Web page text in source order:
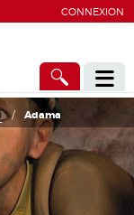
CONNEXION
/ Adama